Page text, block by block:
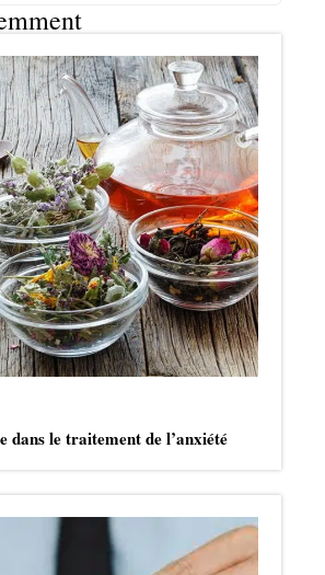
dans le traitement de l’anxiété